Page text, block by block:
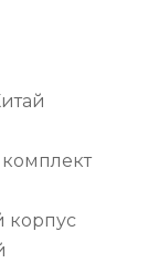
корпус